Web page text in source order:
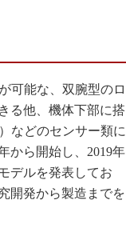
開発
応
可能な、双腕型のロ
る他、機体下部に搭
などのセンサー類に
から開始し、2019年
デルを発表してお
開発から製造までを